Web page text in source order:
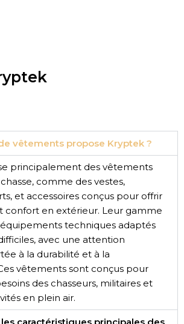
vêtements propose Kryptek ?
principalement des vêtements
comme des vestes,
et accessoires conçus pour offrir
confort en extérieur. Leur gamme
techniques adaptés
avec une attention
à la durabilité et à la
vêtements sont conçus pour
des chasseurs, militaires et
en plein air.